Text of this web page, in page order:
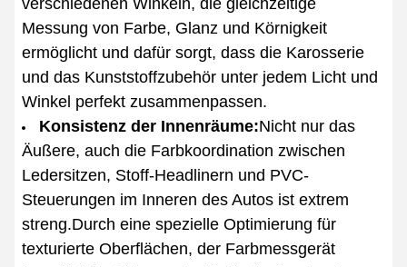
Messung von Farbe, Glanz und Körnigkeit
ermöglicht und dafür sorgt, dass die Karosserie
und das Kunststoffzubehör unter jedem Licht und
Winkel perfekt zusammenpassen.
Konsistenz der Innenräume:Nicht nur das
Äußere, auch die Farbkoordination zwischen
Ledersitzen, Stoff-Headlinern und PVC-
Steuerungen im Inneren des Autos ist extrem
streng.Durch eine spezielle Optimierung für
texturierte Oberflächen, der Farbmessgerät